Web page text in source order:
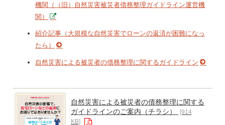
機関（（旧）自然災害被災者債務整理ガイドライン運営機
関）
紹介記事（大規模な自然災害でローンの返済が困難になっ
たら）
自然災害による被災者の債務整理に関するガイドライン
自然災害による被災者の債務整理に関する
ガイドラインのご案内（チラシ）
[914
KB]